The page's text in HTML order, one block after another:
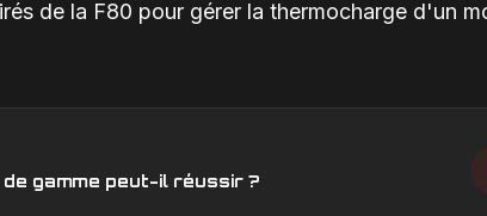
de la F80 pour gérer la thermocharge d'un
gamme peut-il réussir ?